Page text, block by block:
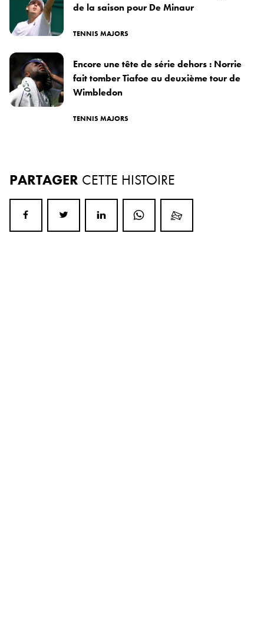
de la saison pour De Minaur
TENNIS MAJORS
Encore une tête de série dehors : Norrie
fait tomber Tiafoe au deuxième tour de
Wimbledon
TENNIS MAJORS
PARTAGER CETTE HISTOIRE